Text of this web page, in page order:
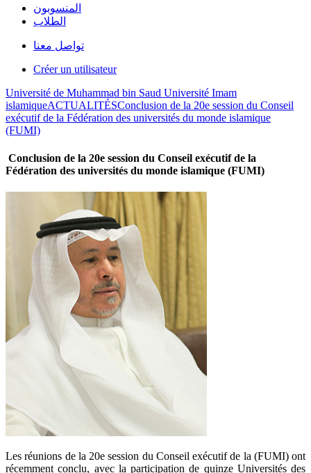
المنسوبون
الطلاب
تواصل معنا
Créer un utilisateur
Université de Muhammad bin Saud Université Imam
islamiqueACTUALITÉSConclusion de la 20e session du Conseil
exécutif de la Fédération des universités du monde islamique
(FUMI)
Conclusion de la 20e session du Conseil exécutif de la
Fédération des universités du monde islamique (FUMI)
​Les réunions de la 20e session du Conseil exécutif de la (FUMI) ont
récemment conclu, avec la participation de quinze Universités des